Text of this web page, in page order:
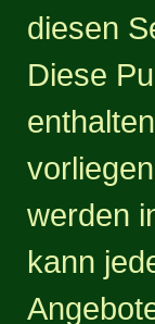
diesen
Diese
werden
kann